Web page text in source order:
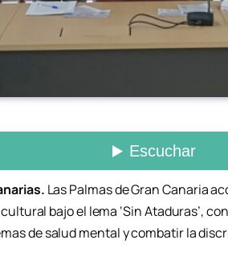
Las Palmas de Gran Canaria
bajo el lema ‘Sin Ataduras’,
de salud mental y combatir la